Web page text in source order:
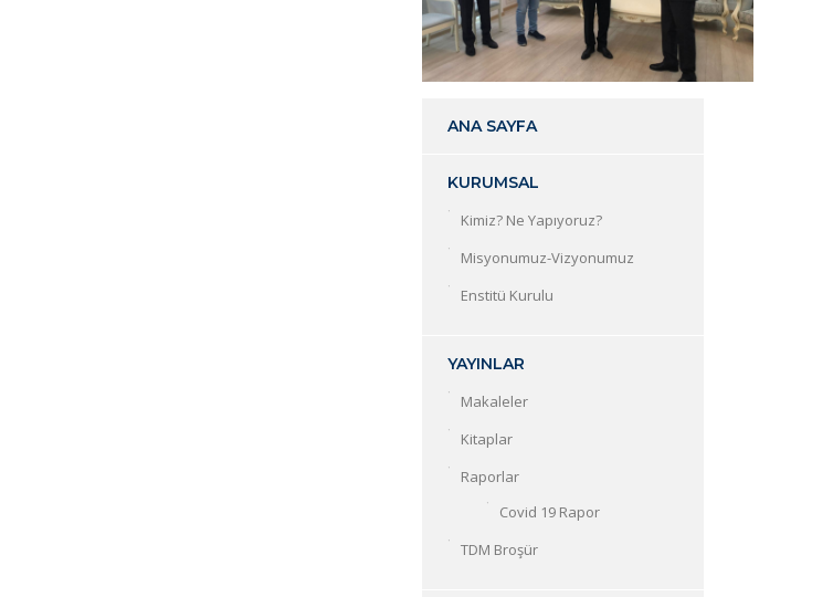
ANA SAYFA
KURUMSAL
Kimiz? Ne Yapıyoruz?
Misyonumuz-Vizyonumuz
Enstitü Kurulu
YAYINLAR
Makaleler
Kitaplar
Raporlar
Covid 19 Rapor
TDM Broşür